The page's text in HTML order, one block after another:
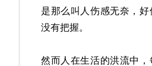
是那么叫人伤感无奈，
没有把握。
然而人在生活的洪流中